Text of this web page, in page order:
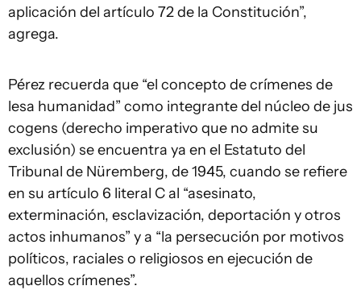
aplicación del artículo 72 de la Constitución”,
agrega.
Pérez recuerda que “el concepto de crímenes de
lesa humanidad” como integrante del núcleo de jus
cogens (derecho imperativo que no admite su
exclusión) se encuentra ya en el Estatuto del
Tribunal de Nüremberg, de 1945, cuando se refiere
en su artículo 6 literal C al “asesinato,
exterminación, esclavización, deportación y otros
actos inhumanos” y a “la persecución por motivos
políticos, raciales o religiosos en ejecución de
aquellos crímenes”.